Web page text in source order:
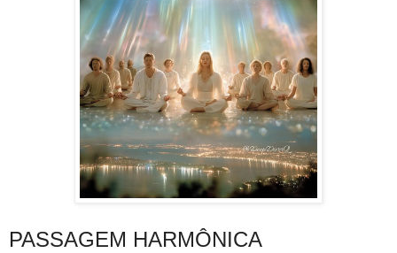
PASSAGEM HARMÔNICA